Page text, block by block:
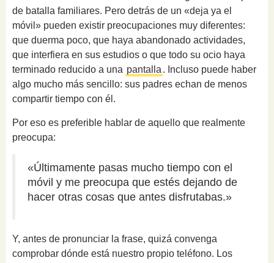
de batalla familiares. Pero detrás de un «deja ya el
móvil» pueden existir preocupaciones muy diferentes:
que duerma poco, que haya abandonado actividades,
que interfiera en sus estudios o que todo su ocio haya
terminado reducido a una pantalla . Incluso puede haber
algo mucho más sencillo: sus padres echan de menos
compartir tiempo con él.
Por eso es preferible hablar de aquello que realmente
preocupa:
«Últimamente pasas mucho tiempo con el
móvil y me preocupa que estés dejando de
hacer otras cosas que antes disfrutabas.»
Y, antes de pronunciar la frase, quizá convenga
comprobar dónde está nuestro propio teléfono. Los